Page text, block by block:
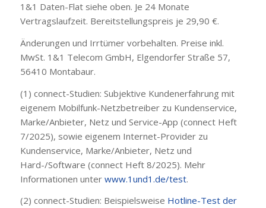
1&1 Daten-Flat siehe oben. Je 24 Monate
Vertragslaufzeit. Bereitstellungspreis je 29,90 €.
Änderungen und Irrtümer vorbehalten. Preise inkl.
MwSt. 1&1 Telecom GmbH, Elgendorfer Straße 57,
56410 Montabaur.
(1) connect-Studien: Subjektive Kundenerfahrung mit
eigenem Mobilfunk-Netzbetreiber zu Kundenservice,
Marke/Anbieter, Netz und Service-App (connect Heft
7/2025), sowie eigenem Internet-Provider zu
Kundenservice, Marke/Anbieter, Netz und
Hard-/Software (connect Heft 8/2025). Mehr
Informationen unter www.1und1.de/test.
(2) connect-Studien: Beispielsweise Hotline-Test der